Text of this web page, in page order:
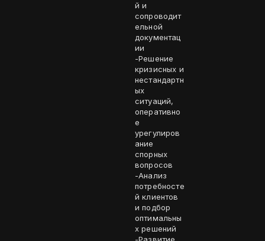
й и
сопроводит
ельной
документац
ии
-Решение
кризисных и
нестандартн
ых
ситуаций,
оперативно
е
урегулиров
ание
спорных
вопросов
-Анализ
потребносте
й клиентов
и подбор
оптимальны
х решений